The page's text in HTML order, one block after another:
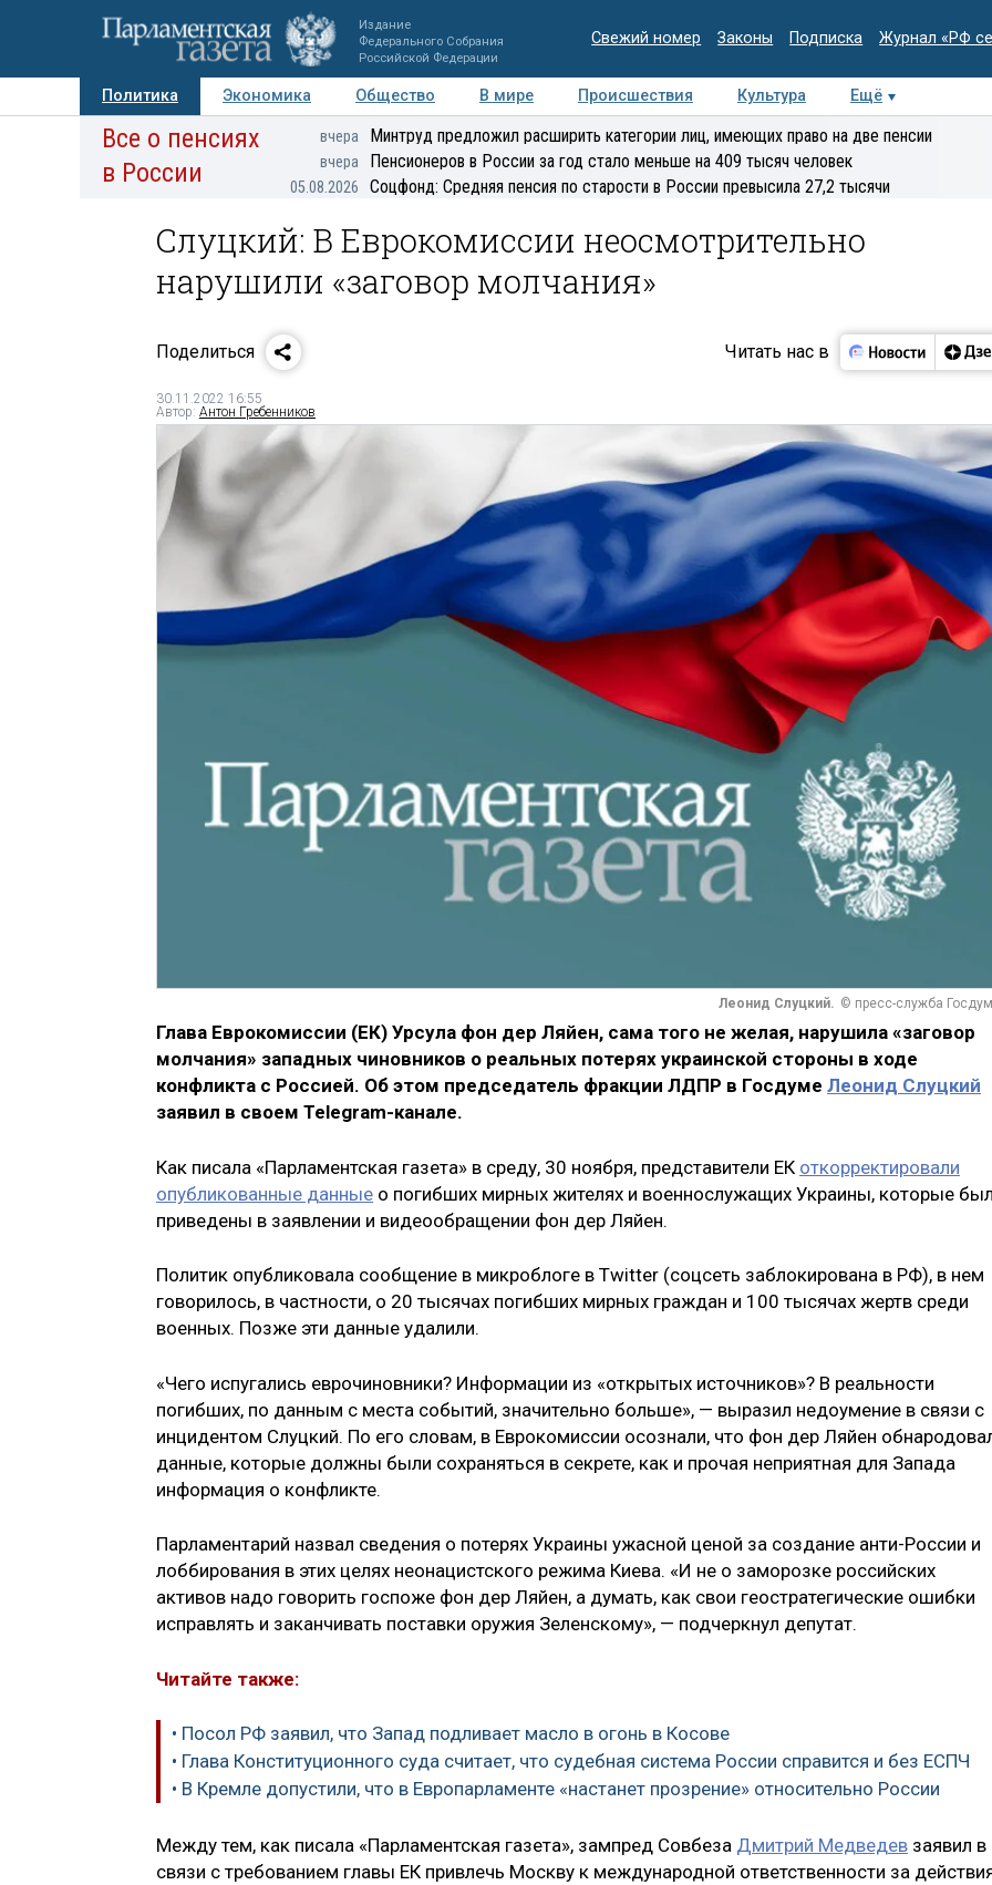
Издание
Федерального Собрания
Российской Федерации
Свежий номер Законы Подписка Журнал «РФ
Политика Экономика Общество В мире Происшествия Культура
Ещё
Авторы Персоны Мнения Регионы Медиацентр Интервью Колумнисты
Все о пенсиях
в России
вчера Минтруд предложил расширить категории лиц, имеющих право на две пенсии
вчера Пенсионеров в России за год стало меньше на 409 тысяч человек
05.08.2026 Соцфонд: Средняя пенсия по старости в России превысила 27,2 тысячи
Слуцкий: В Еврокомиссии неосмотрительно
нарушили «заговор молчания»
Поделиться Читать нас в
30.11.2022 16:55
Автор: Антон Гребенников
Леонид Слуцкий. © пресс-служба
Глава Еврокомиссии (ЕК) Урсула фон дер Ляйен, сама того не желая, нарушила «заговор
молчания» западных чиновников о реальных потерях украинской стороны в ходе
конфликта с Россией. Об этом председатель фракции ЛДПР в Госдуме Леонид Слуцкий
заявил в своем Telegram-канале.
Как писала «Парламентская газета» в среду, 30 ноября, представители ЕК откорректировали
опубликованные данные о погибших мирных жителях и военнослужащих Украины, которые
приведены в заявлении и видеообращении фон дер Ляйен.
Политик опубликовала сообщение в микроблоге в Twitter (соцсеть заблокирована в РФ), в нем
говорилось, в частности, о 20 тысячах погибших мирных граждан и 100 тысячах жертв среди
военных. Позже эти данные удалили.
«Чего испугались еврочиновники? Информации из «открытых источников»? В реальности
погибших, по данным с места событий, значительно больше», — выразил недоумение в связи с
инцидентом Слуцкий. По его словам, в Еврокомиссии осознали, что фон дер Ляйен
данные, которые должны были сохраняться в секрете, как и прочая неприятная для Запада
информация о конфликте.
Парламентарий назвал сведения о потерях Украины ужасной ценой за создание анти-России и
лоббирования в этих целях неонацистского режима Киева. «И не о заморозке российских
активов надо говорить госпоже фон дер Ляйен, а думать, как свои геостратегические ошибки
исправлять и заканчивать поставки оружия Зеленскому», — подчеркнул депутат.
Читайте также:
• Посол РФ заявил, что Запад подливает масло в огонь в Косове
• Глава Конституционного суда считает, что судебная система России справится и без ЕСПЧ
• В Кремле допустили, что в Европарламенте «настанет прозрение» относительно России
Между тем, как писала «Парламентская газета», зампред Совбеза Дмитрий Медведев заявил в
связи с требованием главы ЕК привлечь Москву к международной ответственности за